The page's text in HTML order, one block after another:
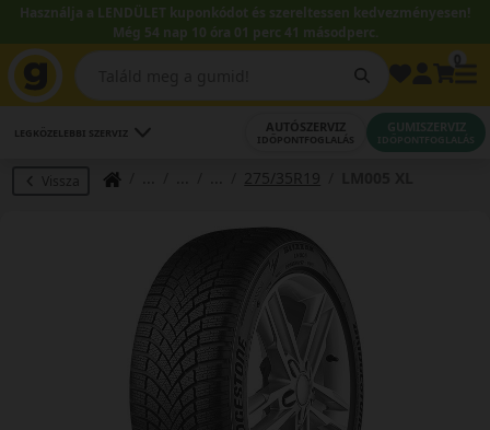
Használja a LENDÜLET kuponkódot és szereltessen kedvezményesen!
Még 54 nap 10 óra 01 perc 40 másodperc.
LEGKÖZELEBBI SZERVIZ AUTÓSZERVIZ
IDŐPONTFOGLALÁS
GUMISZERVIZ
IDŐPONTFOGLALÁS
Vissza 275/35R19